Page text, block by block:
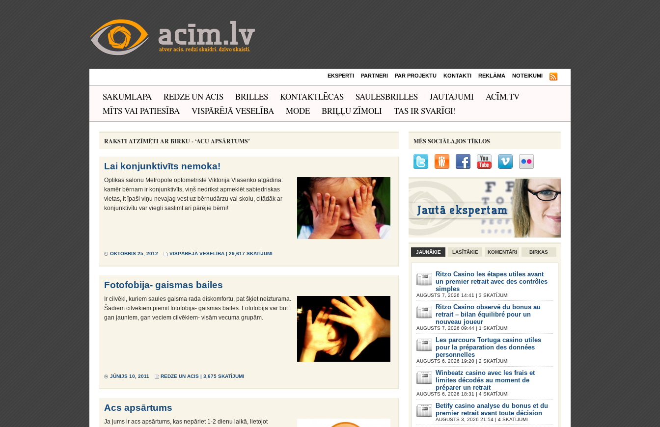
EKSPERTI PARTNERI PAR PROJEKTU KONTAKTI REKLĀMA NOTEIKUMI
SĀKUMLAPA REDZE UN ACIS BRILLES KONTAKTLĒCAS SAULESBRILLES JAUTĀJUMI
ACĪM.TV
MĪTS VAI PATIESĪBA
VISPĀRĒJĀ VESELĪBA MODE BRIĻĻU ZĪMOLI TAS IR SVARĪGI!
RAKSTI ATZĪMĒTI AR BIRKU - ‘ACU APSĀRTUMS’
Lai konjunktivīts nemoka!
Optikas salonu Metropole optometriste Viktorija Vlasenko atgādina:
kamēr bērnam ir konjunktivīts, viņš nedrīkst apmeklēt sabiedriskas
vietas, it īpaši viņu nevajag vest uz bērnudārzu vai skolu, citādāk ar
konjunktivītu var viegli saslimt arī pārējie bērni!
OKTOBRIS 25, 2012 VISPĀRĒJĀ VESELĪBA | 29,617 SKATĪJUMI
Fotofobija- gaismas bailes
Ir cilvēki, kuriem saules gaisma rada diskomfortu, pat šķiet neizturama.
Šādiem cilvēkiem piemīt fotofobija- gaismas bailes. Fotofobija var būt
gan jauniem, gan veciem cilvēkiem- visām vecuma grupām.
JŪNIJS 10, 2011 REDZE UN ACIS | 3,675 SKATĪJUMI
Acs apsārtums
Ja jums ir acs apsārtums, kas nepāriet 1-2 dienu laikā, lietojot
MĒS SOCIĀLAJOS TĪKLOS
JAUNĀKIE LASĪTĀKIE KOMENTĀRI BIRKAS
Ritzo Casino les étapes utiles avant
un premier retrait avec des contrôles
simples
AUGUSTS 7, 2026 14:41 | 3 SKATĪJUMI
Ritzo Casino observé du bonus au
retrait – bilan équilibré pour un
nouveau joueur
AUGUSTS 7, 2026 09:44 | 1 SKATĪJUMI
Les parcours Tortuga casino utiles
pour la préparation des données
personnelles
AUGUSTS 6, 2026 19:20 | 2 SKATĪJUMI
Winbeatz casino avec les frais et
limites décodés au moment de
préparer un retrait
AUGUSTS 6, 2026 18:31 | 4 SKATĪJUMI
Betify casino analyse du bonus et du
premier retrait avant toute décision
AUGUSTS 3, 2026 21:54 | 4 SKATĪJUMI